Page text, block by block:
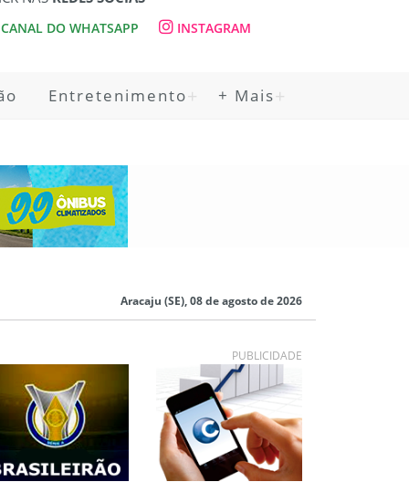
CANAL DO WHATSAPP INSTAGRAM
Entretenimento + Mais
Aracaju (SE), 08 de agosto de 2026
PUBLICIDADE